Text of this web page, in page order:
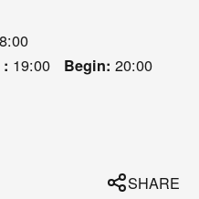
19:00 Begin: 20:00
SHARE